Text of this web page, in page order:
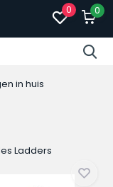
0 0
in huis
Ladders